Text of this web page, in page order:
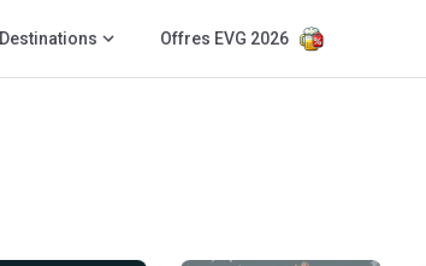
Destinations Offres EVG 2026